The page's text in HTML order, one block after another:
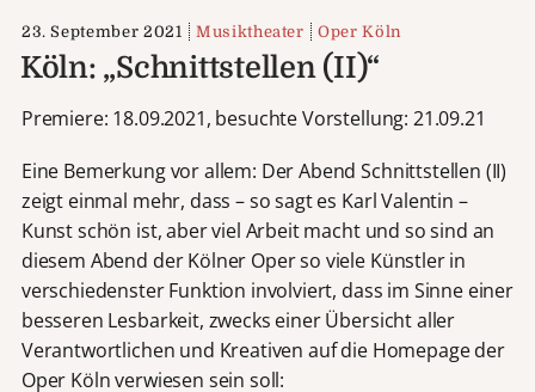
23. September 2021 Musiktheater Oper Köln
Köln: „Schnittstellen (II)“
Premiere: 18.09.2021, besuchte Vorstellung: 21.09.21
Eine Bemerkung vor allem: Der Abend Schnittstellen (II)
zeigt einmal mehr, dass – so sagt es Karl Valentin –
Kunst schön ist, aber viel Arbeit macht und so sind an
diesem Abend der Kölner Oper so viele Künstler in
verschiedenster Funktion involviert, dass im Sinne einer
besseren Lesbarkeit, zwecks einer Übersicht aller
Verantwortlichen und Kreativen auf die Homepage der
Oper Köln verwiesen sein soll: